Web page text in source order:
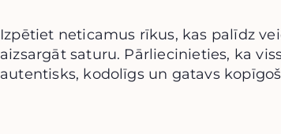
Izpētiet neticamus rīkus, kas palīdz
aizsargāt saturu. Pārliecinieties, ka
autentisks, kodolīgs un gatavs